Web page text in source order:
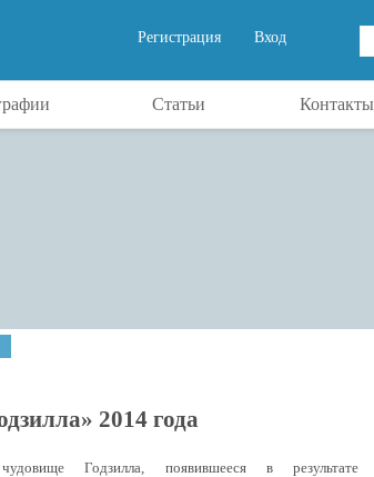
Вход
Регистрация
Статьи Контакты
2014 года
Годзилла, появившееся в результате